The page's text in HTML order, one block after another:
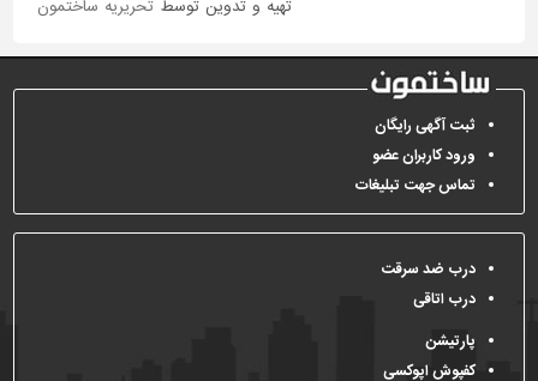
تهیه و تدوین توسط تحریریه ساختمون
ثبت آگهی رایگان
ورود کاربران عضو
تماس جهت تبلیغات
درب ضد سرقت
درب اتاقی
پارتیشن
کفپوش اپوکسی